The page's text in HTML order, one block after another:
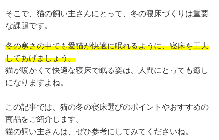
そこで、猫の飼い主さんにとって、冬の寝床づくりは重要
な課題です。
冬の寒さの中でも愛猫が快適に眠れるように、寝床を工夫
してあげましょう。
猫が暖かくて快適な寝床で眠る姿は、人間にとっても癒し
になりますよね。
この記事では、猫の冬の寝床選びのポイントやおすすめの
商品をご紹介します。
猫の飼い主さんは、ぜひ参考にしてみてくださいね。